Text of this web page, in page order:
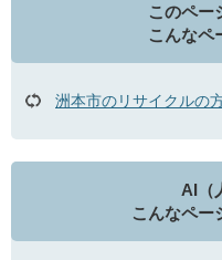
このペー
こんなペ
洲本市のリサイクルの
AI（
こんなペー